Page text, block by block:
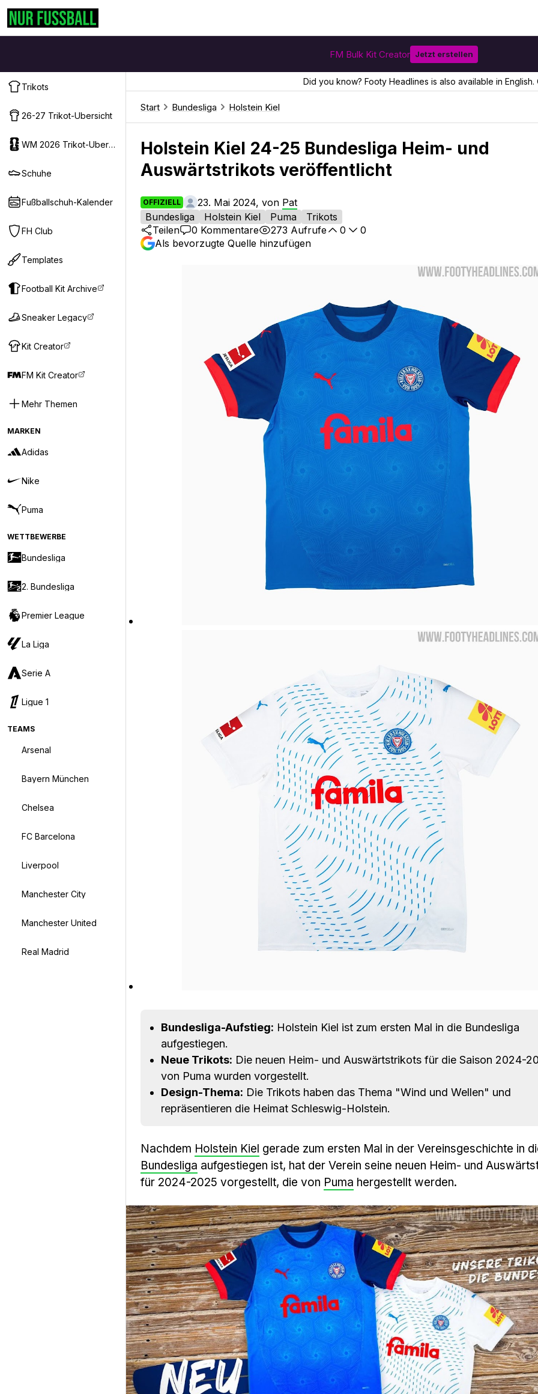
FM Bulk Kit Creator Jetzt erstellen
Trikots
26-27 Trikot-Ubersicht
WM 2026 Trikot-Ubersicht
Schuhe
Fußballschuh-Kalender
FH Club
Templates
Football Kit Archive
Sneaker Legacy
Kit Creator
FM Kit Creator
Mehr Themen
MARKEN
Adidas
Nike
Puma
WETTBEWERBE
Bundesliga
2. Bundesliga
Premier League
La Liga
Serie A
Ligue 1
TEAMS
Arsenal
Bayern München
Chelsea
FC Barcelona
Liverpool
Manchester City
Manchester United
Real Madrid
Did you know? Footy Headlines is also available in
Start Bundesliga Holstein Kiel
Holstein Kiel 24-25 Bundesliga Heim- und
Auswärtstrikots veröffentlicht
OFFIZIELL 23. Mai 2024, von Pat
Bundesliga
Holstein Kiel Puma
Trikots
Teilen
0 Kommentare 273 Aufrufe 0
0
Als bevorzugte Quelle hinzufügen
Bundesliga-Aufstieg: Holstein Kiel ist zum ersten Mal in die Bundesliga
aufgestiegen.
Neue Trikots: Die neuen Heim- und Auswärtstrikots für die Saison 2024-
von Puma wurden vorgestellt.
Design-Thema: Die Trikots haben das Thema "Wind und Wellen" und
repräsentieren die Heimat Schleswig-Holstein.
Nachdem Holstein Kiel gerade zum ersten Mal in der Vereinsgeschichte in
Bundesliga aufgestiegen ist, hat der Verein seine neuen Heim- und
für 2024-2025 vorgestellt, die von Puma hergestellt werden.